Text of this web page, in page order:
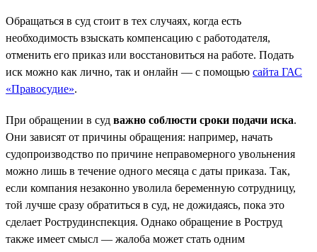
Обращаться в суд стоит в тех случаях, когда есть
необходимость взыскать компенсацию с работодателя,
отменить его приказ или восстановиться на работе. Подать
иск можно как лично, так и онлайн — с помощью сайта ГАС
«Правосудие».
При обращении в суд важно соблюсти сроки подачи иска.
Они зависят от причины обращения: например, начать
судопроизводство по причине неправомерного увольнения
можно лишь в течение одного месяца с даты приказа. Так,
если компания незаконно уволила беременную сотрудницу,
той лучше сразу обратиться в суд, не дожидаясь, пока это
сделает Рострудинспекция. Однако обращение в Роструд
также имеет смысл — жалоба может стать одним